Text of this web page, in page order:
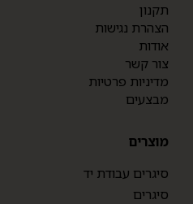
תקנון
הצהרת נגישות
אודות
צור קשר
מדיניות פרטיות
מבצעים
מוצרים
סיגרים עבודת יד
סיגרים